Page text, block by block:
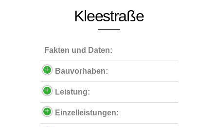
Kleestraße
Fakten und Daten:
Bauvorhaben:
Leistung:
Einzelleistungen: